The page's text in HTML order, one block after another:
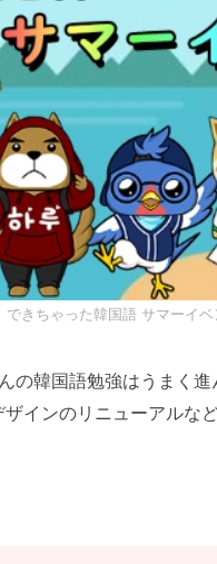
できちゃった韓国語 サマーイ
の韓国語勉強はうまく進
インのリニューアルな